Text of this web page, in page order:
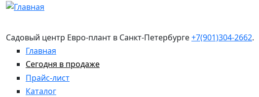
Перейти к основному содержанию
Садовый центр Евро-плант в Санкт-Петербурге+7(901)304-2662.
Главная
Сегодня в продаже
Прайс-лист
Каталог